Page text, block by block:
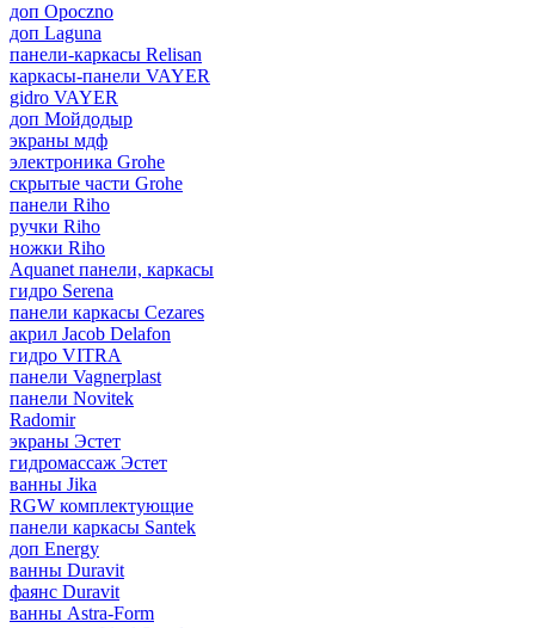
доп Opoczno
доп Laguna
панели-каркасы Relisan
каркасы-панели VAYER
gidro VAYER
доп Мойдодыр
экраны мдф
электроника Grohe
скрытые части Grohe
панели Riho
ручки Riho
ножки Riho
Aquanet панели, каркасы
гидро Serena
панели каркасы Cezares
акрил Jacob Delafon
гидро VITRA
панели Vagnerplast
панели Novitek
Radomir
экраны Эстет
гидромассаж Эстет
ванны Jika
RGW комплектующие
панели каркасы Santek
доп Energy
ванны Duravit
фаянс Duravit
ванны Astra-Form